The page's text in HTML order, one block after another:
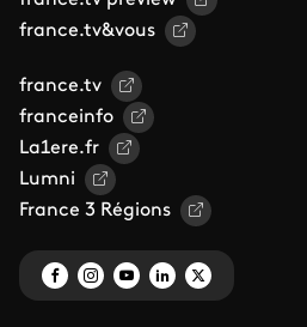
france.tv&vous
france.tv
franceinfo
La1ere.fr
Lumni
France 3 Régions